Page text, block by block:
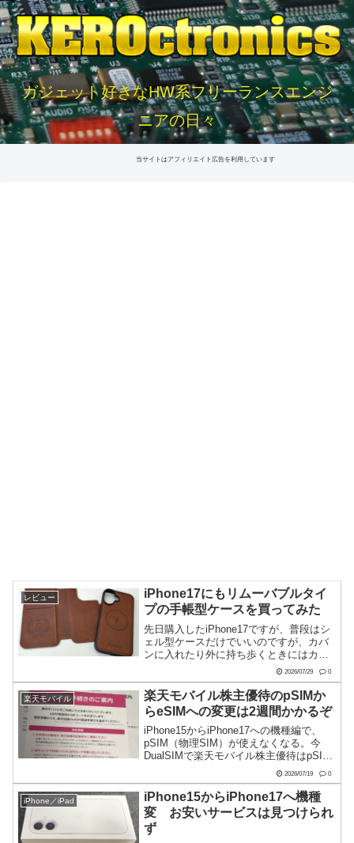
ガジェット好きなHW系フリーランスエンジ
ニアの日々
当サイトはアフィリエイト広告を利用しています
レビュー
iPhone17にもリムーバブルタイ
プの手帳型ケースを買ってみた
先日購入したiPhone17ですが、普段はシ
ェル型ケースだけでいいのですが、カバ
ンに入れたり外に持ち歩くときにはカー
ド等が入れられる手帳型ケースの方が使
いやすい。でも、すぐに見れるシェル型
ケースも捨てがたいこの両立ができるの
が、iPhone...
2026/07/29 0
楽天モバイル
楽天モバイル株主優待のpSIMか
らeSIMへの変更は2週間かかるぞ
iPhone15からiPhone17への機種編で、
pSIM（物理SIM）が使えなくなる。今
DualSIMで楽天モバイル株主優待はpSIM
使ってた！ってことをすっかり気にして
無くて機種変の時に、pSIMからeSIMへ
の変更申し込みをすっかり忘...
2026/07/19 0
iPhone／iPad
iPhone15からiPhone17へ機種
変 お安いサービスは見つけられ
ず